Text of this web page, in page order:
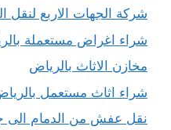
شركة الجهات الاربع لنقل
شراء اغراض مستعملة
مخازن الاثاث بالرياض
شراء اثاث مستعمل
نقل عفش من الدمام الى